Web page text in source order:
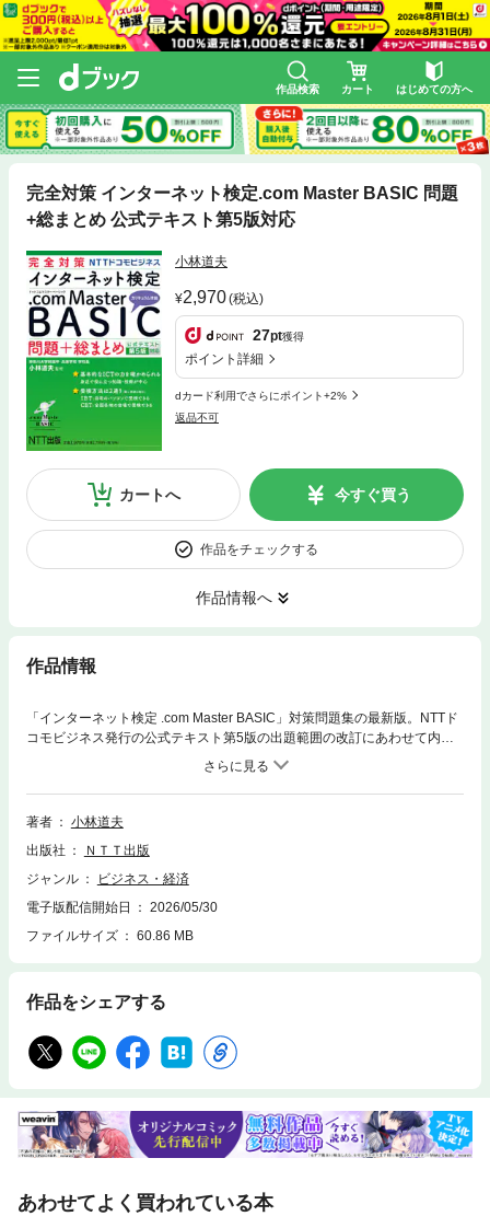
作品検索 カート はじめての方へ
完全対策 インターネット検定.com Master BASIC 問題
+総まとめ 公式テキスト第5版対応
小林道夫
2,970(税込)
27pt獲得
ポイント詳細
dカード利用でさらにポイント+2%
返品不可
カートへ 今すぐ買う
作品をチェックする
作品情報へ
作品情報
「インターネット検定 .com Master BASIC」対策問題集の最新版。NTTド
コモビジネス発行の公式テキスト第5版の出題範囲の改訂にあわせて内容
を全面刷新。必修テーマごとに、問題演習と要点解説を体系的に整理し、
理解の定着と得点力の向上を両立、効率的な学習を可能にし、受検直前の
総仕上げにも最適な構成となっている。最新の出題傾向に基づいた模擬試
験1回分を収録。「文理のエコロジー」というタイトルは、対立しがちな
おす、という意図のもとつけました。本特集では、文理を単に融合するの
でも、超えるのでもなく、その前提自体を問い直しながら、知を関係とし
になればと考えております。
著者
小林道夫
出版社
ＮＴＴ出版
ジャンル
ビジネス・経済
電子版配信開始日
2026/05/30
ファイルサイズ
60.86 MB
作品をシェアする
あわせてよく買われている本